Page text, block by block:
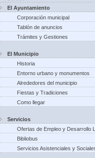
El Ayuntamiento
Corporación municipal
Tablón de anuncios
Trámites y Gestiones
El Municipio
Historia
Entorno urbano y monumentos
Alrededores del municipio
Fiestas y Tradiciones
Como llegar
Servicios
Ofertas de Empleo y Desarrollo
Bibliobus
Servicios Asistenciales y